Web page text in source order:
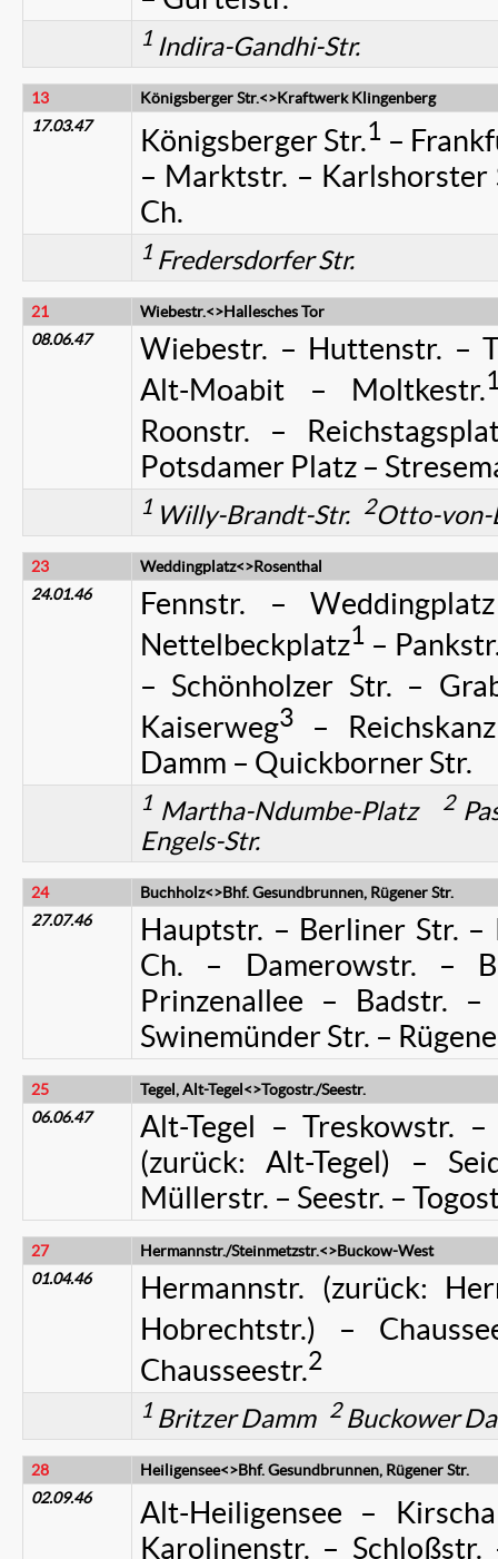
1 Indira-Gandhi-Str.
13
Königsberger Str.<>Kraftwerk Klingenberg
17.03.47
Königsberger Str.1 –
– Marktstr. – Karlshorster
Ch.
1 Fredersdorfer Str.
21
Wiebestr.<>Hallesches Tor
08.06.47
Wiebestr. – Huttenstr. –
Alt-Moabit – Moltkestr.
Roonstr. –
Potsdamer Platz –
1 Willy-Brandt-Str. 2Otto-
23
Weddingplatz<>Rosenthal
24.01.46
Fennstr. –
Nettelbeckplatz1 –
– Schönholzer Str. –
Kaiserweg3 –
Damm – Quickborner Str.
1 Martha-Ndumbe-Platz 2
Engels-Str.
24
Buchholz<>Bhf. Gesundbrunnen, Rügener Str.
27.07.46
Hauptstr. – Berliner Str. –
Ch. – Damerowstr. –
Prinzenallee – Badstr.
Swinemünder Str. –
25
Tegel, Alt-Tegel<>Togostr./Seestr.
06.06.47
Alt-Tegel – Treskowstr.
(zurück: Alt-Tegel) –
Müllerstr. – Seestr. –
27
Hermannstr./Steinmetzstr.<>Buckow-West
01.04.46
Hermannstr. (zurück:
Hobrechtstr.) –
Chausseestr.2
1 Britzer Damm 2Buckower
28
Heiligensee<>Bhf. Gesundbrunnen, Rügener Str.
02.09.46
Alt-Heiligensee –
Karolinenstr. –